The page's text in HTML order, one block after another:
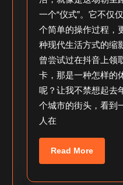
激
活
_
如
何
激
抖
音
联
一个“仪式”。它不仅
个简单的操作过程，
种现代生活方式的缩
曾尝试过在抖音上领
卡，那是一种怎样的
呢？让我不禁想起去
个城市的街头，看到
人在
Read MoreRead
More